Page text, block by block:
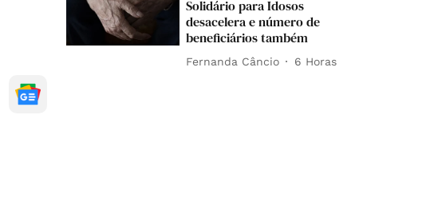
Solidário para Idosos
desacelera e número de
beneficiários também
Fernanda Câncio 6 Horas